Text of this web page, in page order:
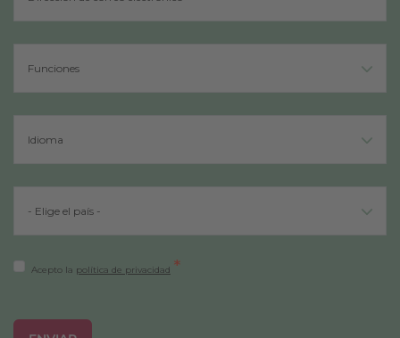
Acepto la política de privacidad *